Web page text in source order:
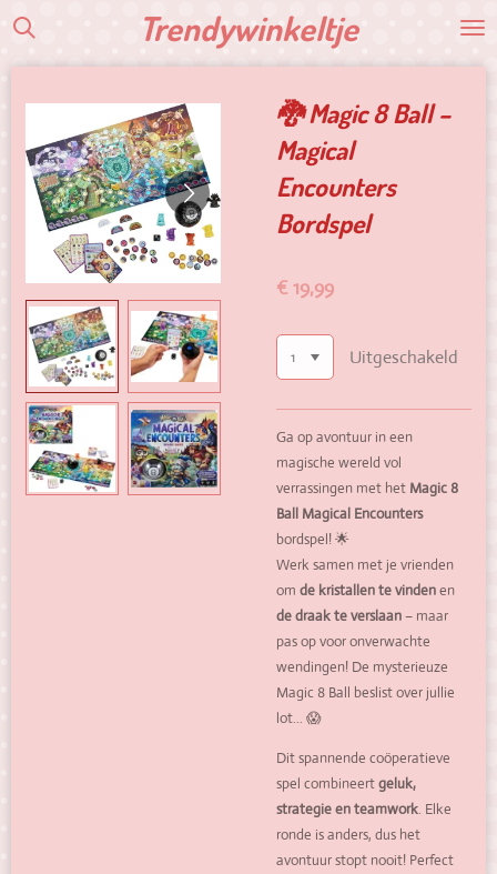
Ga
de
hoofdinhoud
Trendywinkeltje
🐉 Magic 8 Ball –
Magical
Encounters
Bordspel
€ 19,99
Uitgeschakeld
Ga op avontuur in een
magische wereld vol
verrassingen met het Magic 8
Ball Magical Encounters
bordspel! 🌟
Werk samen met je vrienden
om de kristallen te vindenen
de draak te verslaan– maar
pas op voor onverwachte
wendingen! De mysterieuze
Magic 8 Ball beslist over jullie
lot... 😱
Dit spannende coöperatieve
spel combineertgeluk,
strategie en teamwork. Elke
ronde is anders, dus het
avontuur stopt nooit! Perfect